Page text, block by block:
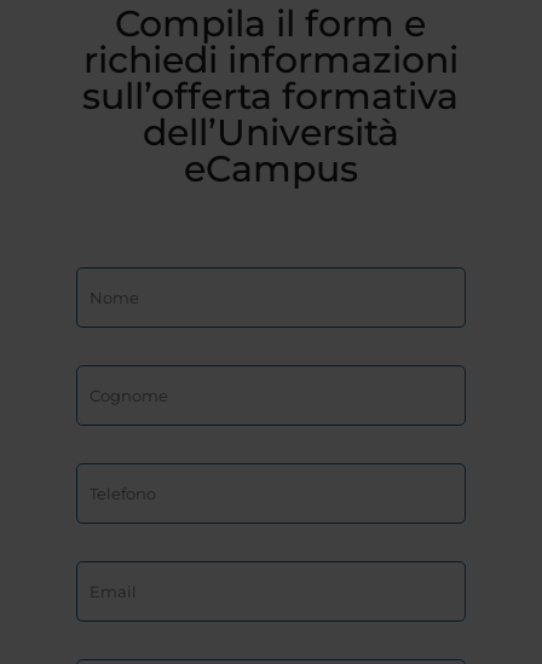
Compila il form e
richiedi informazioni
sull’offerta formativa
dell’Università
eCampus